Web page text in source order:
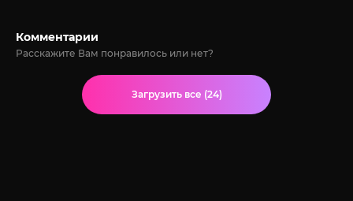
Комментарии
Расскажите Вам понравилось или нет?
Загрузить все (24)